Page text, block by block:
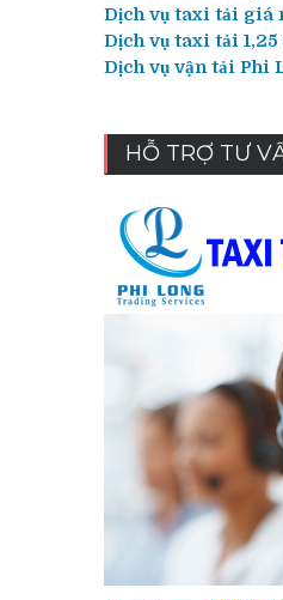
Dịch vụ taxi tải giá
Dịch vụ taxi tải 1,25
Dịch vụ vận tải Phi
HỖ TRỢ TƯ